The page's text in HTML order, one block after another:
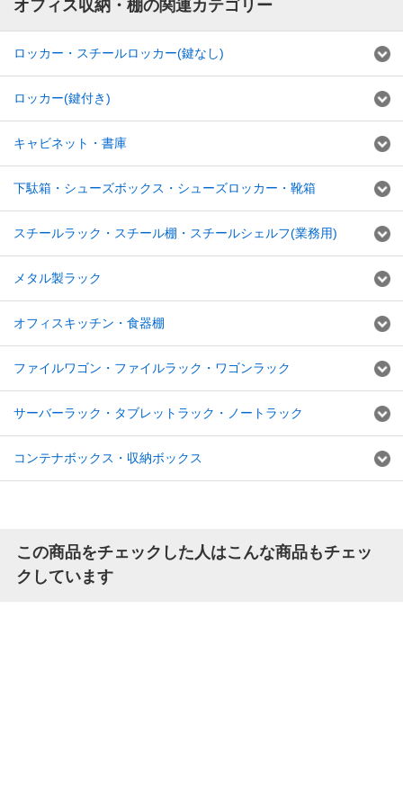
オフィス収納・棚の関連カテゴリー
ロッカー・スチールロッカー(鍵なし)
ロッカー(鍵付き)
キャビネット・書庫
下駄箱・シューズボックス・シューズロッカー・靴箱
スチールラック・スチール棚・スチールシェルフ(業務用)
メタル製ラック
オフィスキッチン・食器棚
ファイルワゴン・ファイルラック・ワゴンラック
サーバーラック・タブレットラック・ノートラック
コンテナボックス・収納ボックス
この商品をチェックした人はこんな商品もチェッ
クしています